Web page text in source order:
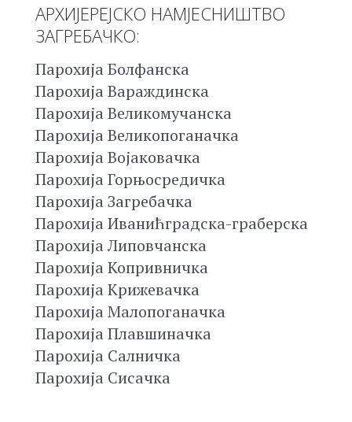
АРХИЈЕРЕЈСКО НАМЈЕСНИШТВО
ЗАГРЕБАЧКО:
Парохија Болфанска
Парохија Вараждинска
Парохија Великомучанска
Парохија Великопоганачка
Парохија Војаковачка
Парохија Горњосредичка
Парохија Загребачка
Парохија Иванићградска-граберска
Парохија Липовчанска
Парохија Копривничка
Парохија Крижевачка
Парохија Малопоганачка
Парохија Плавшиначка
Парохија Салничка
Парохија Сисачка